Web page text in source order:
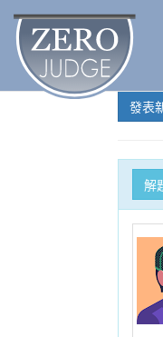
發表
解